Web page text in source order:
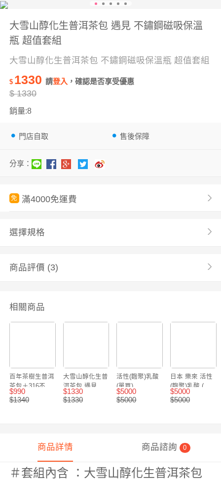
大雪山醇化生普洱茶包 遇見 不鏽鋼磁吸保溫
瓶 超值套組
大雪山醇化生普洱茶包 不鏽鋼磁吸保溫瓶 超值套組
$ 1330 請登入 ，確認是否享受優惠
$1330
銷量:8
門店自取 售後保障
分享：
免 滿4000免運費
選擇規格
商品評價 (3)
相關商品
百年茶樹生普洱
茶包＋316不鏽
鋼磁吸茶倉保溫
瓶 優惠套組
$990
$1340
大雪山醇化生普
洱茶包 遇見 不
鏽鋼磁吸保溫瓶
超值套組
$1330
$1330
活性(麴聚)乳酸
(單買)
$5000
$5000
日本 樂來 活性
(麴聚)乳酸 (可
買12送3)
$5000
$5000
商品詳情 商品諮詢 0
＃套組內含 ：大雪山醇化生普洱茶包